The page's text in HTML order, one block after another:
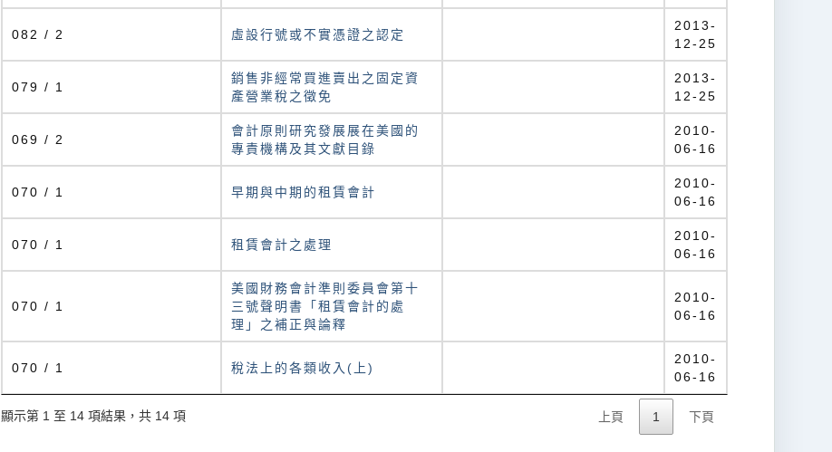
082 / 2 虛設行號或不實憑證之認定
2013-
12-25
079 / 1
銷售非經常買進賣出之固定資
產營業稅之徵免
2013-
12-25
069 / 2
會計原則研究發展展在美國的
專責機構及其文獻目錄
2010-
06-16
070 / 1 早期與中期的租賃會計
2010-
06-16
070 / 1 租賃會計之處理
2010-
06-16
070 / 1
美國財務會計準則委員會第十
三號聲明書「租賃會計的處
理」之補正與論釋
2010-
06-16
070 / 1 稅法上的各類收入(上)
2010-
06-16
顯示第 1 至 14 項結果，共 14 項 上頁 1 下頁